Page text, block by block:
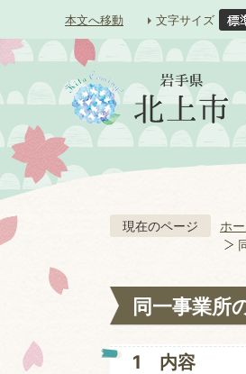
本文へ移動 文字サイズ
現在のページ ホ
同一事業所
1 内容